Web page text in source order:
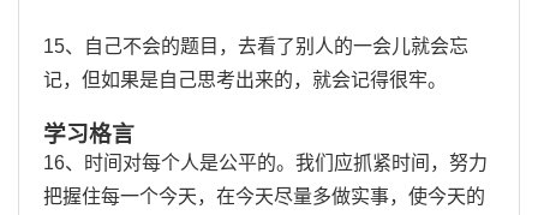
15、自己不会的题目，去看了别人的一会儿就会忘
记，但如果是自己思考出来的，就会记得很牢。
学习格言
16、时间对每个人是公平的。我们应抓紧时间，努力
把握住每一个今天，在今天尽量多做实事，使今天的